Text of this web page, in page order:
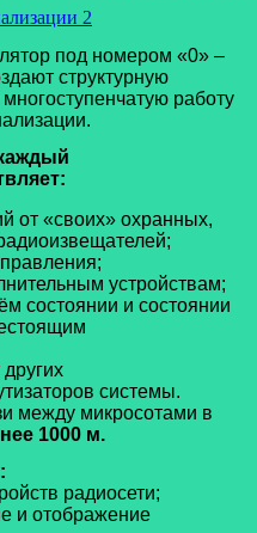
под номером «0» –
структурную
работу
от «своих» охранных,
устройствам;
состоянии и состоянии
системы.
между микросотами в
1000 м.
радиосети;
и отображение